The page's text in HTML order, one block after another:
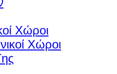
Χώροι
Χώροι